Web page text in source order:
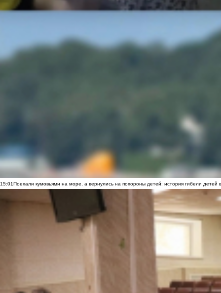
15:01Поехали кумовьями на море, а вернулись на похороны детей: история гибели детей